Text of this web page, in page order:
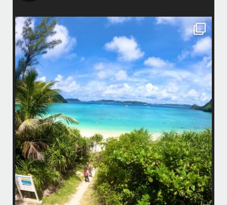
island.message
はいさい！
アイランドメッセージです
•
最近投稿できてませんでしたが今シーズンも渡嘉敷島上陸ツアーとケラ
マ体験ダイビング&シュノーケル班に分かれて毎日海へ行っております
•
海が穏やかな日がずーっと続いていてボートダイビングには最高のコン
ディションです！
昔よく潜りに来て下さっていたリピーターさんの子供が10才になったの
で一緒にダイビングデビュー…なんて嬉しいシチュエーションもあり、
毎日色々なお客様と楽しくご一緒させて頂いてます
渡嘉敷島の方も夏には珍しい北風つづきのおかげでビーチが穏やか
...
8月 14